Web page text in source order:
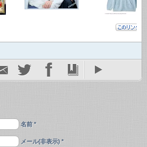
名前 *
メール(非表示) *